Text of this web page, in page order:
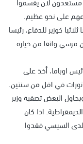
على نحو عظيم.
كوزير للدفاع، رئيسا
مرسي واثقا من خياره
اوباما، أخذ على
في اقل من سنتين.
البعض تصفية وزير
اذا كان
السيسي فقدوا